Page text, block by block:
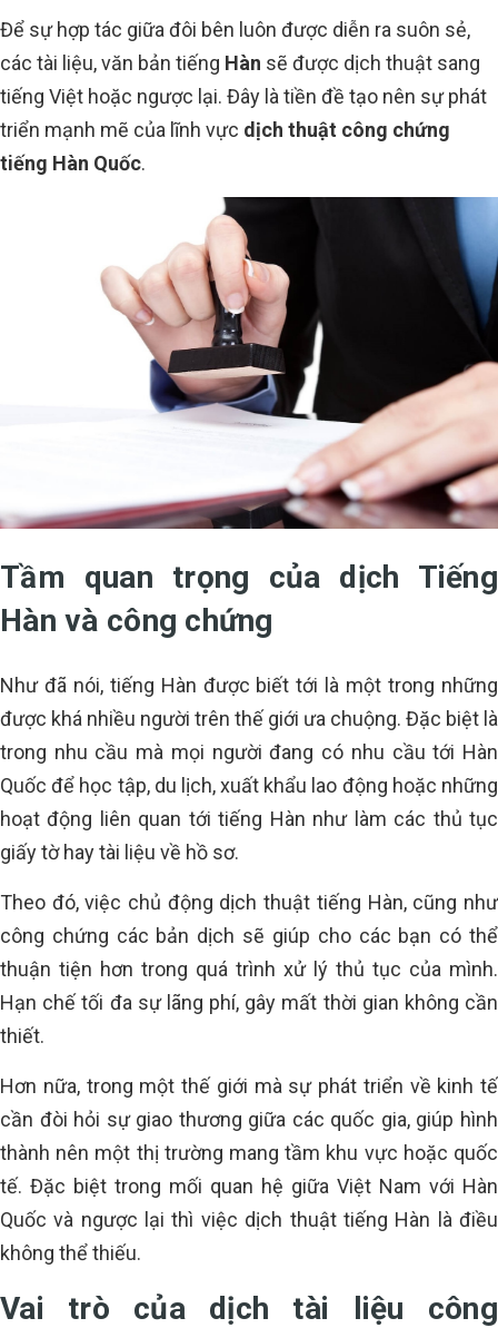
Để sự hợp tác giữa đôi bên luôn được diễn ra suôn sẻ,
các tài liệu, văn bản tiếng Hàn sẽ được dịch thuật sang
tiếng Việt hoặc ngược lại. Đây là tiền đề tạo nên sự phát
triển mạnh mẽ của lĩnh vực dịch thuật công chứng
tiếng Hàn Quốc.
Tầm quan trọng của dịch Tiếng
Hàn và công chứng
Như đã nói, tiếng Hàn được biết tới là một trong những
được khá nhiều người trên thế giới ưa chuộng. Đặc biệt là
trong nhu cầu mà mọi người đang có nhu cầu tới Hàn
Quốc để học tập, du lịch, xuất khẩu lao động hoặc những
hoạt động liên quan tới tiếng Hàn như làm các thủ tục
giấy tờ hay tài liệu về hồ sơ.
Theo đó, việc chủ động dịch thuật tiếng Hàn, cũng như
công chứng các bản dịch sẽ giúp cho các bạn có thể
thuận tiện hơn trong quá trình xử lý thủ tục của mình.
Hạn chế tối đa sự lãng phí, gây mất thời gian không cần
thiết.
Hơn nữa, trong một thế giới mà sự phát triển về kinh tế
cần đòi hỏi sự giao thương giữa các quốc gia, giúp hình
thành nên một thị trường mang tầm khu vực hoặc quốc
tế. Đặc biệt trong mối quan hệ giữa Việt Nam với Hàn
Quốc và ngược lại thì việc dịch thuật tiếng Hàn là điều
không thể thiếu.
Vai trò của dịch tài liệu công